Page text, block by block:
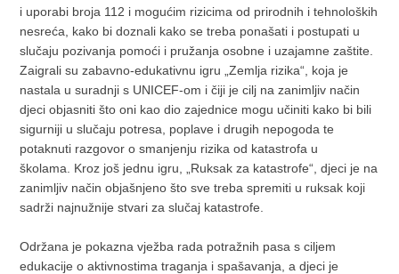
i uporabi broja 112 i mogućim rizicima od prirodnih i tehnoloških
nesreća, kako bi doznali kako se treba ponašati i postupati u
slučaju pozivanja pomoći i pružanja osobne i uzajamne zaštite.
Zaigrali su zabavno-edukativnu igru „Zemlja rizika“, koja je
nastala u suradnji s UNICEF-om i čiji je cilj na zanimljiv način
djeci objasniti što oni kao dio zajednice mogu učiniti kako bi bili
sigurniji u slučaju potresa, poplave i drugih nepogoda te
potaknuti razgovor o smanjenju rizika od katastrofa u
školama. Kroz još jednu igru, „Ruksak za katastrofe“, djeci je na
zanimljiv način objašnjeno što sve treba spremiti u ruksak koji
sadrži najnužnije stvari za slučaj katastrofe.
Održana je pokazna vježba rada potražnih pasa s ciljem
edukacije o aktivnostima traganja i spašavanja, a djeci je